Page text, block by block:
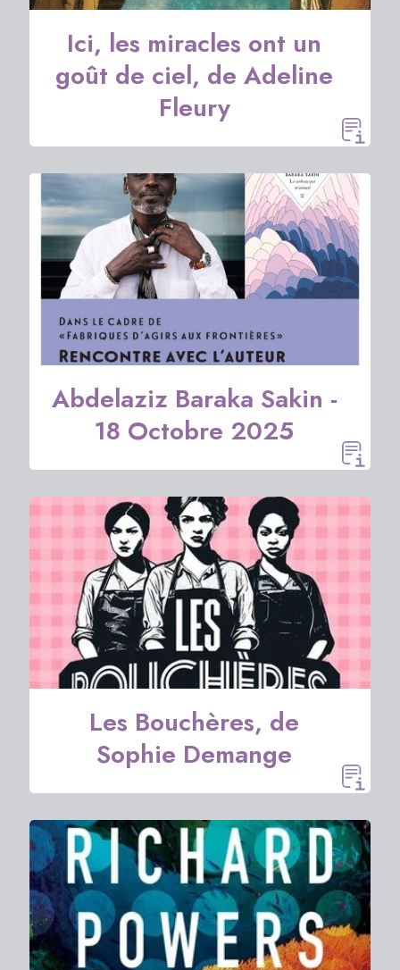
Ici, les miracles ont un
goût de ciel, de Adeline
Fleury
Abdelaziz Baraka Sakin -
18 Octobre 2025
Les Bouchères, de
Sophie Demange